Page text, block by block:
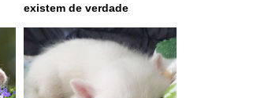
existem de verdade